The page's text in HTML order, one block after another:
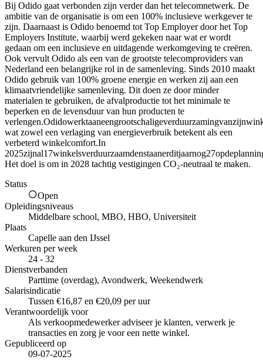
Bij Odido gaat verbonden zijn verder dan het telecomnetwerk. De
ambitie van de organisatie is om een 100% inclusieve werkgever te
zijn. Daarnaast is Odido benoemd tot Top Employer door het Top
Employers Institute, waarbij werd gekeken naar wat er wordt
gedaan om een inclusieve en uitdagende werkomgeving te creëren.
Ook vervult Odido als een van de grootste telecomproviders van
Nederland een belangrijke rol in de samenleving. Sinds 2010 maakt
Odido gebruik van 100% groene energie en werken zij aan een
klimaatvriendelijke samenleving. Dit doen ze door minder
materialen te gebruiken, de afvalproductie tot het minimale te
beperken en de levensduur van hun producten te
wat zowel een verlaging van energieverbruik betekent als een
verbeterd winkelcomfort.In
Het doel is om in 2028 tachtig vestigingen CO₂-neutraal te maken.
Status
Open
Opleidingsniveaus
Middelbare school, MBO, HBO, Universiteit
Plaats
Capelle aan den IJssel
Werkuren per week
24 - 32
Dienstverbanden
Parttime (overdag), Avondwerk, Weekendwerk
Salarisindicatie
Tussen €16,87 en €20,09 per uur
Verantwoordelijk voor
Als verkoopmedewerker adviseer je klanten, verwerk je
transacties en zorg je voor een nette winkel.
Gepubliceerd op
09-07-2025